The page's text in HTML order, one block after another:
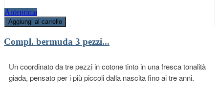
Anteprima
Aggiungi al carrello
Compl. bermuda 3 pezzi...
Un coordinato da tre pezzi in cotone tinto in una fresca tonalità
giada, pensato per i più piccoli dalla nascita fino ai tre anni.